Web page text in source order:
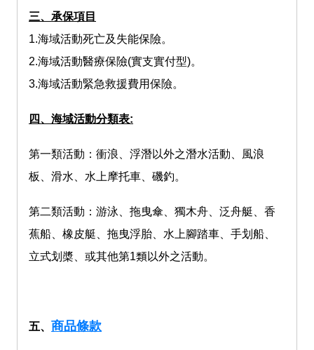
三、承保項目
1.海域活動死亡及失能保險。
2.海域活動醫療保險(實支實付型)。
3.海域活動緊急救援費用保險。
四、海域活動分類表:
第一類活動：衝浪、浮潛以外之潛水活動、風浪
板、滑水、水上摩托車、磯釣。
第二類活動：游泳、拖曳傘、獨木舟、泛舟艇、香
蕉船、橡皮艇、拖曳浮胎、水上腳踏車、手划船、
立式划槳、或其他第1類以外之活動。
五、 商品條款